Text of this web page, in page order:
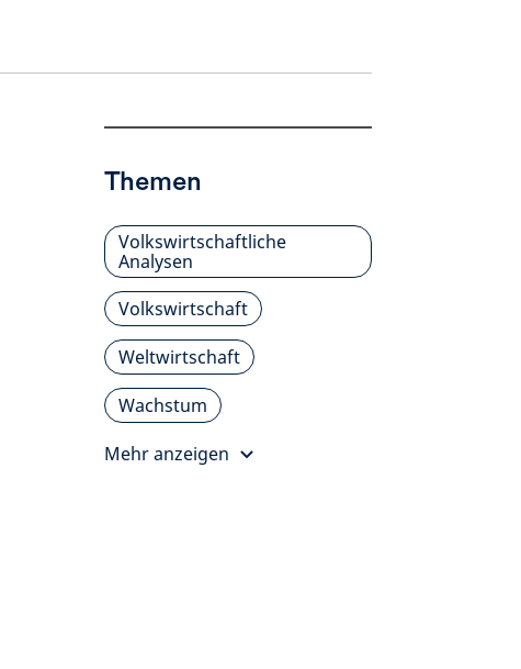
Themen
Volkswirtschaftliche
Analysen
Volkswirtschaft
Weltwirtschaft
Wachstum
Mehr anzeigen